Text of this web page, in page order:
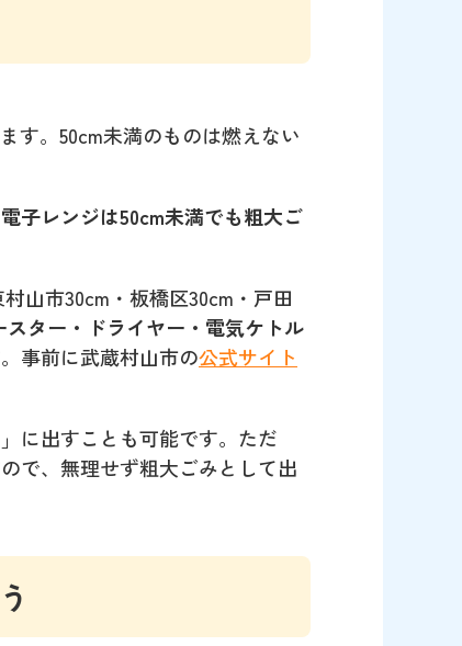
す。50cm未満のものは燃えない
子レンジは50cm未満でも粗大ご
山市30cm・板橋区30cm・戸田
ター・ドライヤー・電気ケトル
事前に武蔵村山市の公式サイト
に出すことも可能です。ただ
で、無理せず粗大ごみとして出